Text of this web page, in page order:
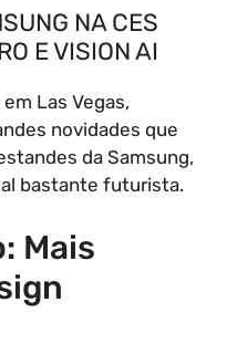
NA CES
E VISION AI
Las Vegas,
novidades que
da Samsung,
bastante futurista.
Mais